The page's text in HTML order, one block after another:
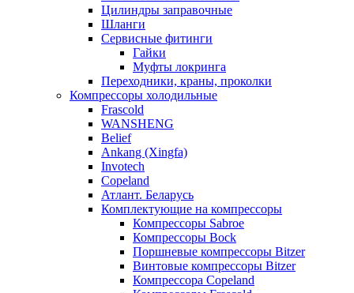
Цилиндры заправочные
Шланги
Сервисные фитинги
Гайки
Муфты локринга
Переходники, краны, проколки
Компрессоры холодильные
Frascold
WANSHENG
Belief
Ankang (Xingfa)
Invotech
Copeland
Атлант. Беларусь
Комплектующие на компрессоры
Компрессоры Sabroe
Компрессоры Bock
Поршневые компрессоры Bitzer
Винтовые компрессоры Bitzer
Компрессора Copeland